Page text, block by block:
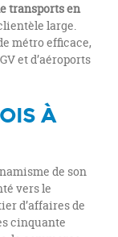
transports en
large.
métro efficace,
et d’aéroports
À
de son
vers le
d’affaires de
cinquante